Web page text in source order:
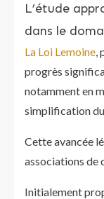
L’étude
dans le
La Loi Lemoine,
progrès
notamment en
simplification du
Cette avancée
associations de
Initialement